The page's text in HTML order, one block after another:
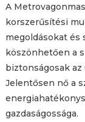
A
korszerűsítési
megoldásokat és
köszönhetően a
biztonságosak az
Jelentősen nő a
gazdaságossága.